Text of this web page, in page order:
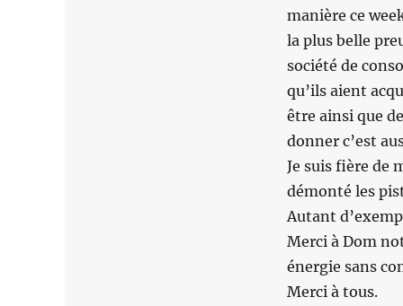
manière ce
la plus belle
société de
qu’ils aient
être ainsi que
donner c’est
Je suis fière de
démonté les
Autant
Merci à Dom
énergie sans
Merci à tous.